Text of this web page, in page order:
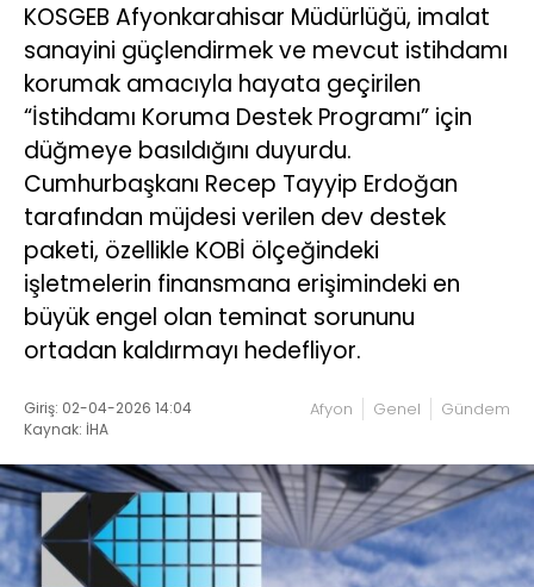
KOSGEB Afyonkarahisar Müdürlüğü, imalat
sanayini güçlendirmek ve mevcut istihdamı
korumak amacıyla hayata geçirilen
“İstihdamı Koruma Destek Programı” için
düğmeye basıldığını duyurdu.
Cumhurbaşkanı Recep Tayyip Erdoğan
tarafından müjdesi verilen dev destek
paketi, özellikle KOBİ ölçeğindeki
işletmelerin finansmana erişimindeki en
büyük engel olan teminat sorununu
ortadan kaldırmayı hedefliyor.
Giriş: 02-04-2026 14:04
Kaynak: İHA
Afyon Genel Gündem